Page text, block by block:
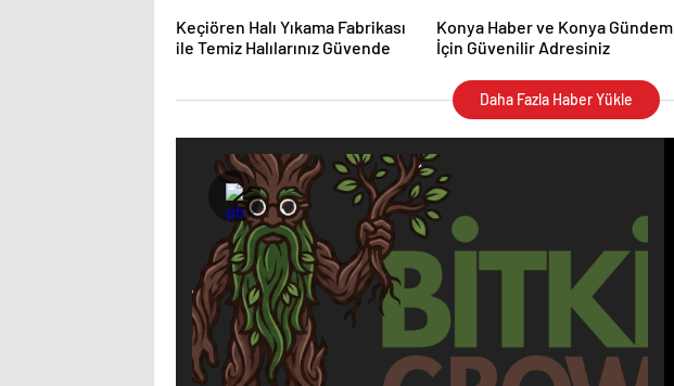
Keçiören Halı Yıkama Fabrikası
ile Temiz Halılarınız Güvende
Konya Haber ve Konya Gündem
İçin Güvenilir Adresiniz
Daha Fazla Haber Yükle